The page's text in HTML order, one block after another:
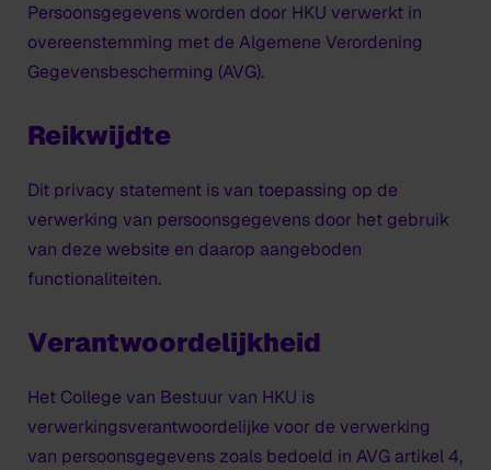
Persoonsgegevens worden door HKU verwerkt in
overeenstemming met de Algemene Verordening
Gegevensbescherming (AVG).
Reikwijdte
Dit privacy statement is van toepassing op de
verwerking van persoonsgegevens door het gebruik
van deze website en daarop aangeboden
functionaliteiten.
Verantwoordelijkheid
Het College van Bestuur van HKU is
verwerkingsverantwoordelijke voor de verwerking
van persoonsgegevens zoals bedoeld in AVG artikel 4,